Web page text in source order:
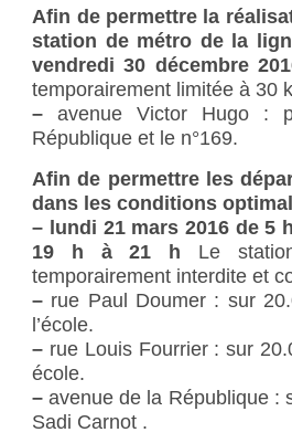
Afin de permettre la
station de métro de la
vendredi 30 décembre
temporairement limitée à 30
– avenue Victor Hugo :
République et le n°169.
Afin de permettre les
dans les conditions
– lundi 21 mars 2016 de 5
19 h à 21 h Le
temporairement interdite et
– rue Paul Doumer : sur
l’école.
– rue Louis Fourrier : sur
école.
– avenue de la République :
Sadi Carnot .